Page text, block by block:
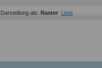
Darstellung als: Raster Liste